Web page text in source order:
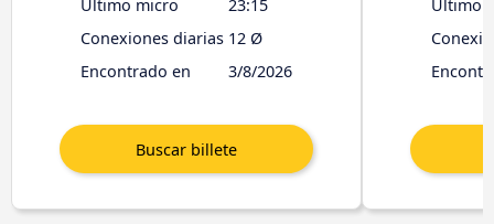
Último micro
23:15
Conexiones diarias 12 Ø
Encontrado en
3/8/2026
Último